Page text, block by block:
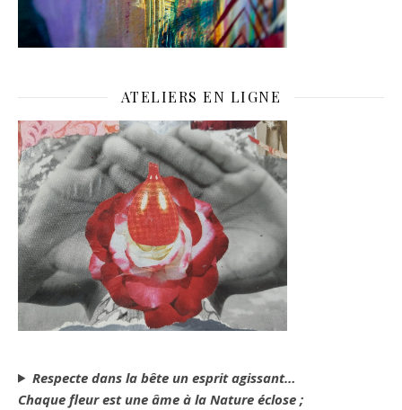
ATELIERS EN LIGNE
Respecte dans la bête un esprit agissant…
Chaque fleur est une âme à la Nature éclose ;